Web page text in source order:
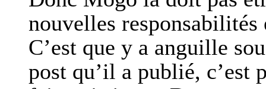
nouvelles
C’est que y a anguille
post qu’il a publié,